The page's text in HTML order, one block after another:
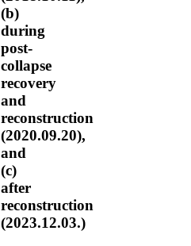
(b)
during
post-
collapse
recovery
and
reconstruction
(2020.09.20),
and
(c)
after
reconstruction
(2023.12.03.)